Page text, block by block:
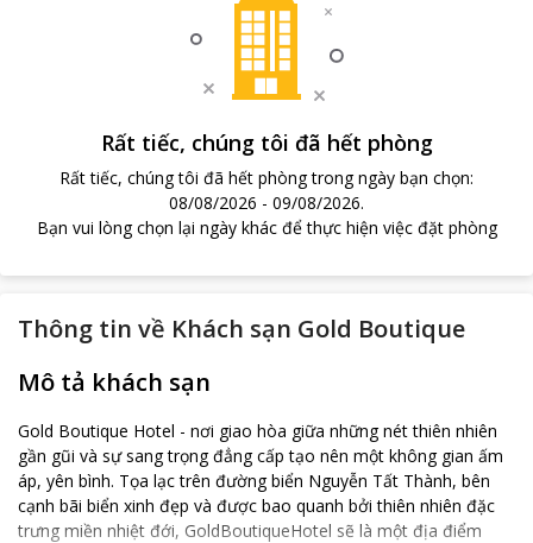
Rất tiếc, chúng tôi đã hết phòng
Rất tiếc, chúng tôi đã hết phòng trong ngày bạn chọn:
08/08/2026 - 09/08/2026.
Bạn vui lòng chọn lại ngày khác để thực hiện việc đặt phòng
Thông tin về Khách sạn Gold Boutique
Mô tả khách sạn
Gold Boutique Hotel - nơi giao hòa giữa những nét thiên nhiên
gần gũi và sự sang trọng đẳng cấp tạo nên một không gian ấm
áp, yên bình. Tọa lạc trên đường biển Nguyễn Tất Thành, bên
cạnh bãi biển xinh đẹp và được bao quanh bởi thiên nhiên đặc
trưng miền nhiệt đới, GoldBoutiqueHotel sẽ là một địa điểm